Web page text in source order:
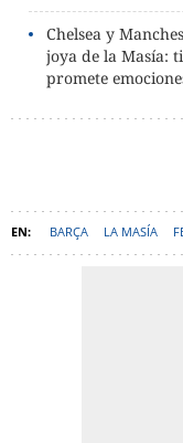
Chelsea y
joya de la Masía:
promete
BARÇA LA MASÍA